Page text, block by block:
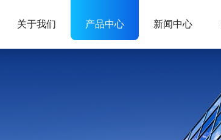
关于我们 产品中心 新闻中心